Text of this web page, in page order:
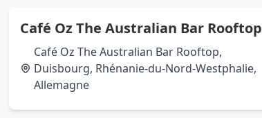
Café Oz The Australian Bar Rooftop
Café Oz The Australian Bar Rooftop,
Duisbourg, Rhénanie-du-Nord-Westphalie,
Allemagne